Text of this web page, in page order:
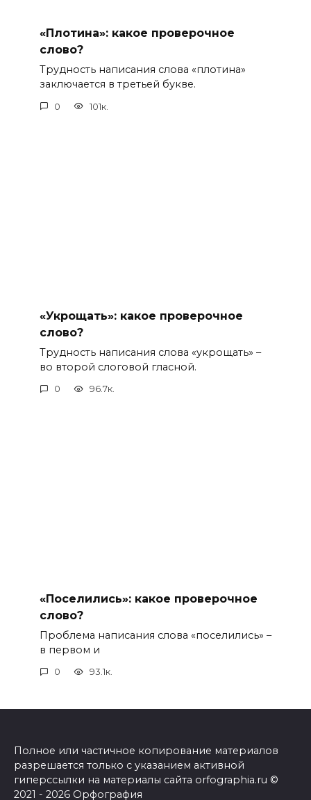
«Плотина»: какое проверочное
слово?
Трудность написания слова «плотина»
заключается в третьей букве.
0 101к.
«Укрощать»: какое проверочное
слово?
Трудность написания слова «укрощать» –
во второй слоговой гласной.
0 96.7к.
«Поселились»: какое проверочное
слово?
Проблема написания слова «поселились» –
в первом и
0 93.1к.
Полное или частичное копирование материалов
разрешается только с указанием активной
гиперссылки на материалы сайта orfographia.ru ©
2021 - 2026 Орфография